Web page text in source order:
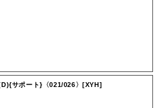
サポート}〈021/026〉[XYH]